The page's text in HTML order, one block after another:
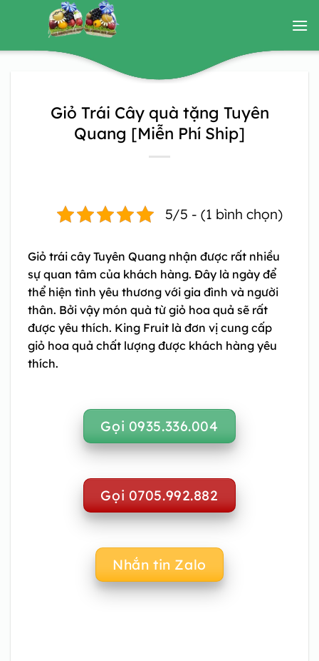
Giỏ Trái Cây quà tặng Tuyên
Quang [Miễn Phí Ship]
5/5 - (1 bình chọn)
Giỏ trái cây Tuyên Quang nhận được rất nhiều
sự quan tâm của khách hàng. Đây là ngày để
thể hiện tình yêu thương với gia đình và người
thân. Bởi vậy món quà từ giỏ hoa quả sẽ rất
được yêu thích. King Fruit là đơn vị cung cấp
giỏ hoa quả chất lượng được khách hàng yêu
thích.
Gọi 0935.336.004
Gọi 0705.992.882
Nhắn tin Zalo